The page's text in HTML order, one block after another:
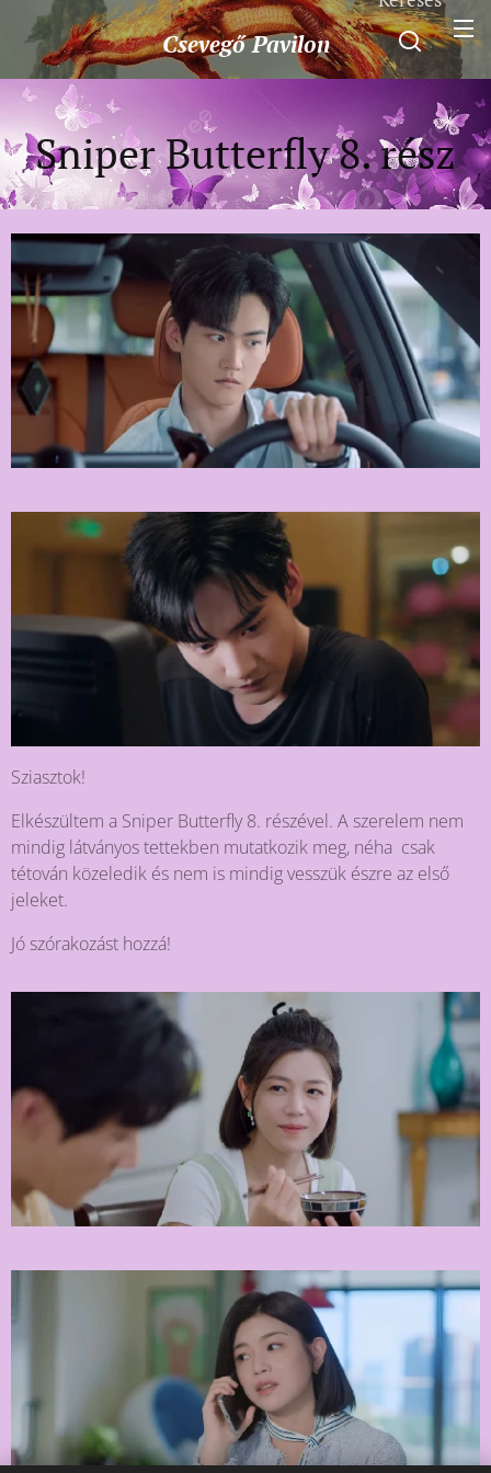
Csevegő Pavilon
Sniper Butterfly 8. rész
Sziasztok!
Elkészültem a Sniper Butterfly 8. részével. A szerelem nem
mindig látványos tettekben mutatkozik meg, néha csak
tétován közeledik és nem is mindig vesszük észre az első
jeleket.
Jó szórakozást hozzá!